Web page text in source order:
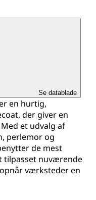
Se datablade
en hurtig,
der giver en
et udvalg af
perlemor og
de mest
tilpasset nuværende
værksteder en